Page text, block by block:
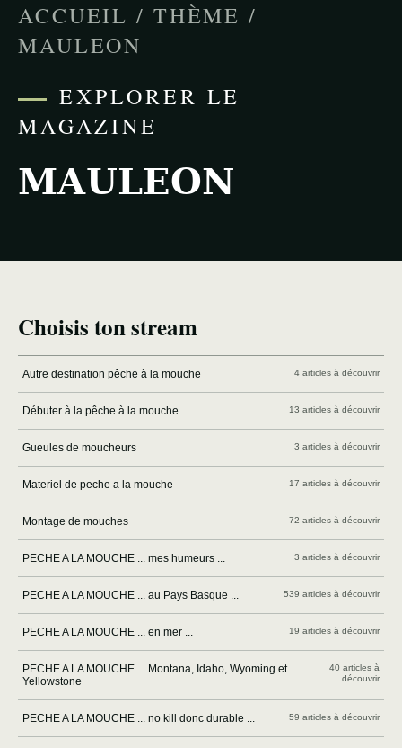
ACCUEIL / THÈME /
MAULEON
EXPLORER LE
MAGAZINE
MAULEON
Choisis ton stream
Autre destination pêche à la mouche 4 articles à découvrir
Débuter à la pêche à la mouche 13 articles à découvrir
Gueules de moucheurs 3 articles à découvrir
Materiel de peche a la mouche 17 articles à découvrir
Montage de mouches 72 articles à découvrir
PECHE A LA MOUCHE ... mes humeurs ... 3 articles à découvrir
PECHE A LA MOUCHE ... au Pays Basque ... 539 articles à découvrir
PECHE A LA MOUCHE ... en mer ... 19 articles à découvrir
PECHE A LA MOUCHE ... Montana, Idaho, Wyoming et
Yellowstone
40 articles à
découvrir
PECHE A LA MOUCHE ... no kill donc durable ... 59 articles à découvrir